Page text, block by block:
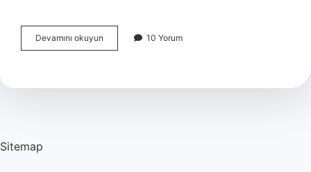
Devamını okuyun
tehlikeli
hangisi
10 Yorum
Sitemap